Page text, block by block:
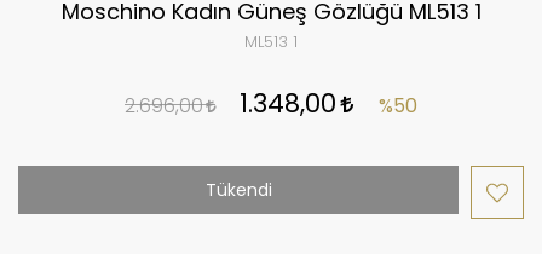
Moschino Kadın Güneş Gözlüğü ML513 1
ML513 1
2.696,00 1.348,00 %50
Tükendi